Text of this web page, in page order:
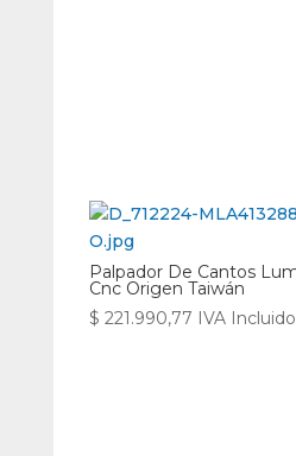
Palpador De Cantos
Cnc Origen Taiwán
$ 221.990,77 IVA Incluido